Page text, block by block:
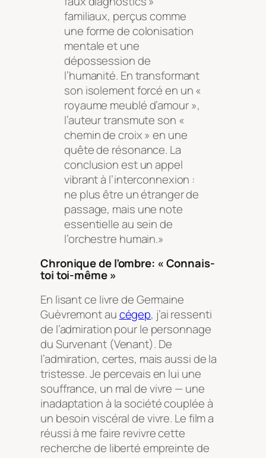
familiaux, perçus comme
une forme de colonisation
mentale et une
dépossession de
l’humanité. En transformant
son isolement forcé en un «
royaume meublé d’amour »,
l’auteur transmute son «
chemin de croix » en une
quête de résonance. La
conclusion est un appel
vibrant à l’interconnexion :
ne plus être un étranger de
passage, mais une note
essentielle au sein de
l’orchestre humain.»
Chronique de l’ombre: « Connais-
toi toi-même »
En lisant ce livre de Germaine
Guèvremont aucégep, j’ai ressenti
de l’admiration pour le personnage
du Survenant (Venant). De
l’admiration, certes, mais aussi de la
tristesse. Je percevais en lui une
souffrance, un mal de vivre — une
inadaptation à la société couplée à
un besoin viscéral de vivre. Le film a
réussi à me faire revivre cette
recherche de liberté empreinte de